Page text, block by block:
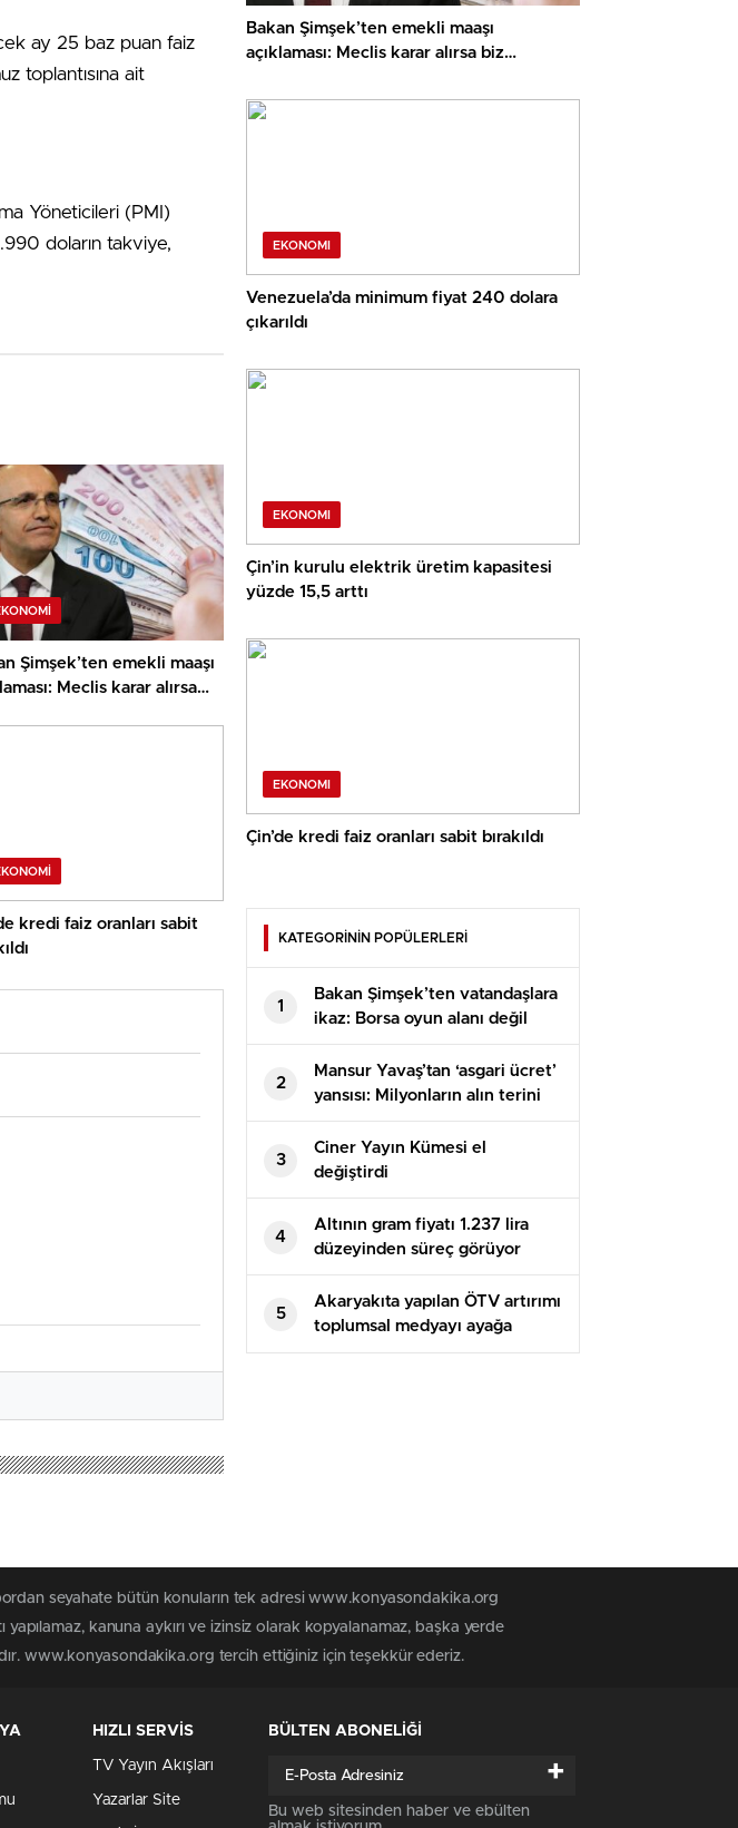
ay 25 baz puan faiz
toplantısına ait
Yöneticileri (PMI)
doların takviye,
Şimşek’ten emekli maaşı
Meclis karar alırsa
kredi faiz oranları sabit
Bakan Şimşek’ten emekli maaşı
açıklaması: Meclis karar alırsa biz
EKONOMI
Venezuela’da minimum fiyat 240 dolara
çıkarıldı
EKONOMI
Çin’in kurulu elektrik üretim kapasitesi
yüzde 15,5 arttı
EKONOMI
Çin’de kredi faiz oranları sabit bırakıldı
KATEGORİNİN POPÜLERLERİ
1
Bakan Şimşek’ten vatandaşlara
ikaz: Borsa oyun alanı değil
2
Mansur Yavaş’tan ‘asgari ücret’
yansısı: Milyonların alın terini
yok sayıyor
3
Ciner Yayın Kümesi el
değiştirdi
4
Altının gram fiyatı 1.237 lira
düzeyinden süreç görüyor
5
Akaryakıta yapılan ÖTV artırımı
toplumsal medyayı ayağa
kaldırdı! “KontakKapat” etiketi
seyahate bütün konuların tek adresi www.konyasondakika.org
kanuna aykırı ve izinsiz olarak kopyalanamaz, başka yerde
www.konyasondakika.org tercih ettiğiniz için teşekkür ederiz.
HIZLI SERVİS
TV Yayın Akışları
Yazarlar Site
BÜLTEN ABONELİĞİ
+
Bu web sitesinden haber ve ebülten